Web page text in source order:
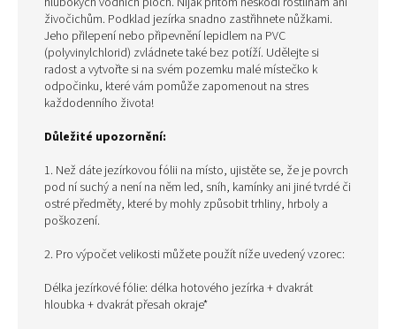
živočichům. Podklad jezírka snadno zastřihnete nůžkami.
Jeho přilepení nebo připevnění lepidlem na PVC
(polyvinylchlorid) zvládnete také bez potíží. Udělejte si
radost a vytvořte si na svém pozemku malé místečko k
odpočinku, které vám pomůže zapomenout na stres
každodenního života!
Důležité upozornění:
1. Než dáte jezírkovou fólii na místo, ujistěte se, že je povrch
pod ní suchý a není na něm led, sníh, kamínky ani jiné tvrdé či
ostré předměty, které by mohly způsobit trhliny, hrboly a
poškození.
2. Pro výpočet velikosti můžete použít níže uvedený vzorec:
Délka jezírkové fólie: délka hotového jezírka + dvakrát
hloubka + dvakrát přesah okraje*